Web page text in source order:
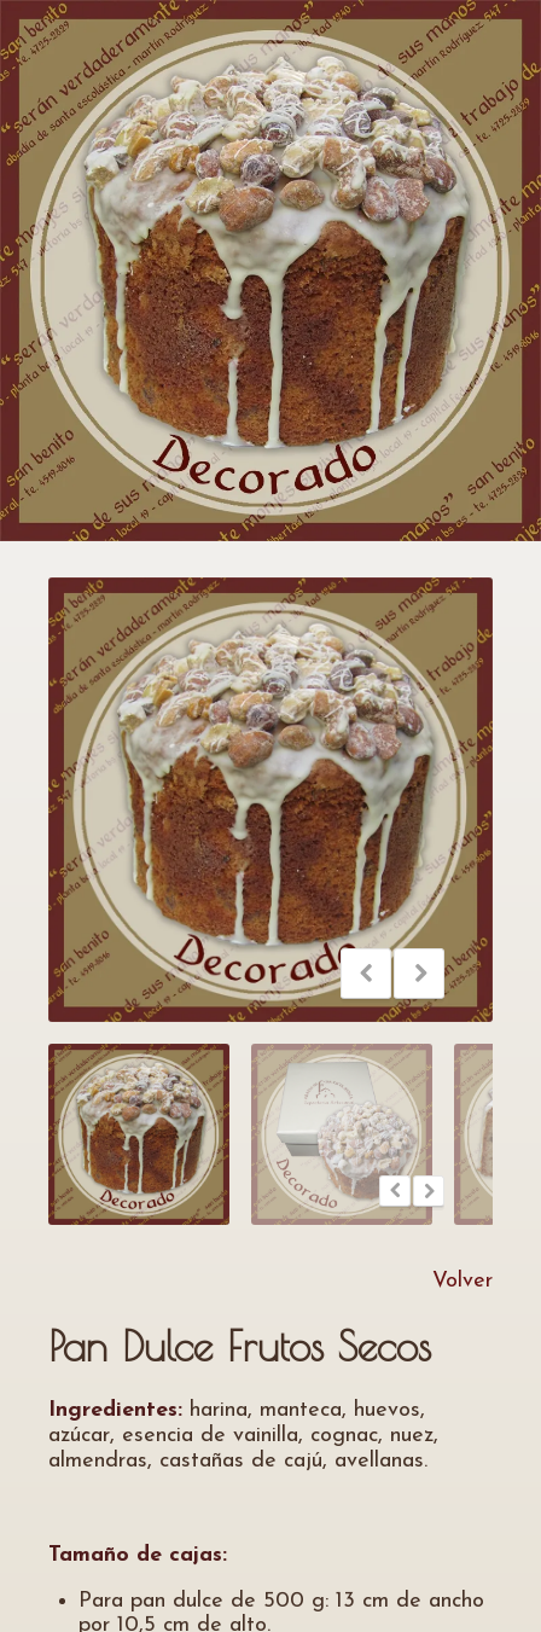
Volver
Pan Dulce Frutos Secos
Ingredientes: harina, manteca, huevos,
azúcar, esencia de vainilla, cognac, nuez,
almendras, castañas de cajú, avellanas.
Tamaño de cajas:
Para pan dulce de 500 g: 13 cm de ancho
por 10,5 cm de alto.